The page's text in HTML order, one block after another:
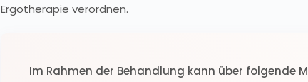
Ergotherapie verordnen.
Im Rahmen der Behandlung kann über folgende